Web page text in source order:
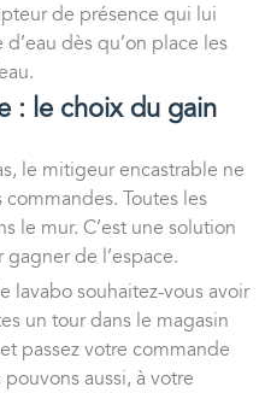
de présence qui lui
dès qu’on place les
: le choix du gain
le mitigeur encastrable ne
Toutes les
le mur. C’est une solution
de l’espace.
lavabo souhaitez-vous avoir
un tour dans le magasin
passez votre commande
aussi, à votre